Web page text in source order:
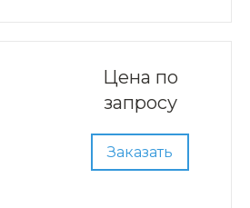
Цена по
запросу
Заказать